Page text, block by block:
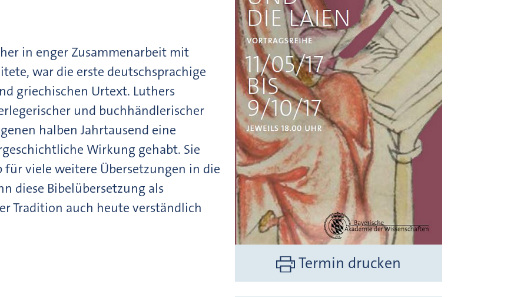
in enger Zusammenarbeit mit
war die erste deutschsprachige
griechischen Urtext. Luthers
und buchhändlerischer
halben Jahrtausend eine
Wirkung gehabt. Sie
viele weitere Übersetzungen in die
diese Bibelübersetzung als
Tradition auch heute verständlich
Termin drucken